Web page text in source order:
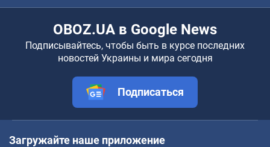
OBOZ.UA в Google News
Подписывайтесь, чтобы быть в курсе последних
новостей Украины и мира сегодня
Подписаться
Загружайте наше приложение